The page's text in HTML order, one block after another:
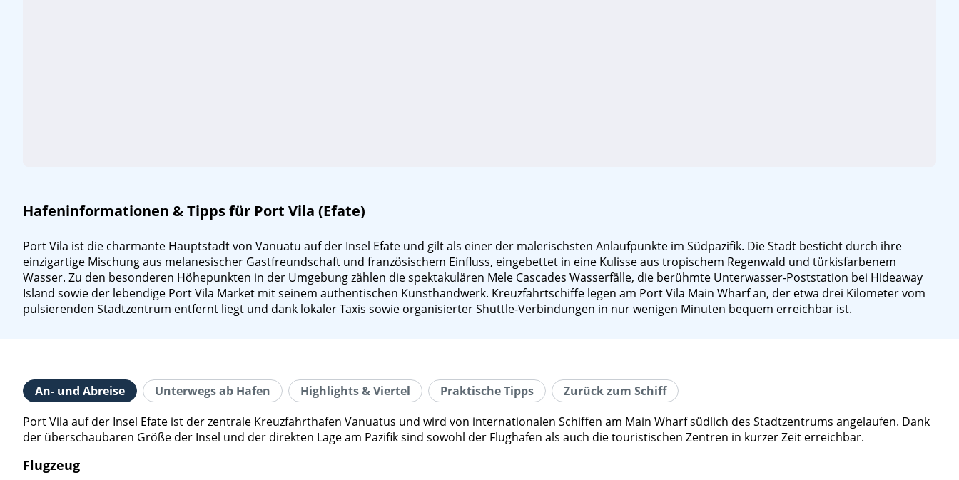
Hafeninformationen & Tipps für Port Vila (Efate)
Port Vila ist die charmante Hauptstadt von Vanuatu auf der Insel Efate und gilt als einer der malerischsten Anlaufpunkte im Südpazifik. Die Stadt besticht durch ihre
einzigartige Mischung aus melanesischer Gastfreundschaft und französischem Einfluss, eingebettet in eine Kulisse aus tropischem Regenwald und türkisfarbenem
Wasser. Zu den besonderen Höhepunkten in der Umgebung zählen die spektakulären Mele Cascades Wasserfälle, die berühmte Unterwasser-Poststation bei Hideaway
Island sowie der lebendige Port Vila Market mit seinem authentischen Kunsthandwerk. Kreuzfahrtschiffe legen am Port Vila Main Wharf an, der etwa drei Kilometer vom
pulsierenden Stadtzentrum entfernt liegt und dank lokaler Taxis sowie organisierter Shuttle-Verbindungen in nur wenigen Minuten bequem erreichbar ist.
An- und Abreise Unterwegs ab Hafen Highlights & Viertel Praktische Tipps
Zurück zum Schiff
Port Vila auf der Insel Efate ist der zentrale Kreuzfahrthafen Vanuatus und wird von internationalen Schiffen am Main Wharf südlich des Stadtzentrums angelaufen. Dank
der überschaubaren Größe der Insel und der direkten Lage am Pazifik sind sowohl der Flughafen als auch die touristischen Zentren in kurzer Zeit erreichbar.
Flugzeug